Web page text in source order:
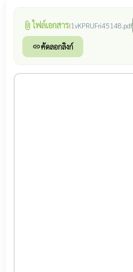
attach_file ไฟล์เอกสารI1vKPRUFri45148.pdf
linkคัดลอกลิงก์